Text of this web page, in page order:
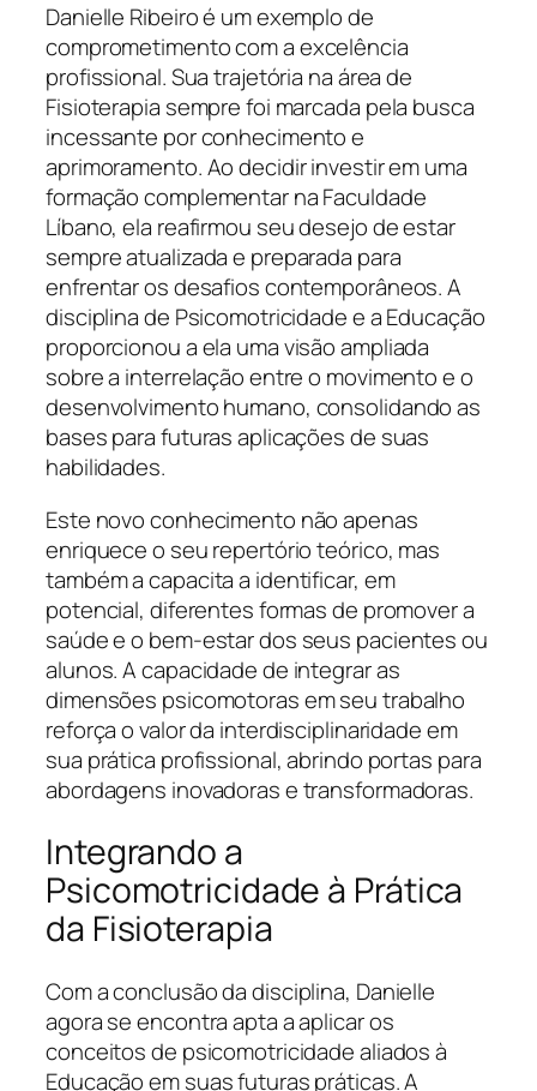
Danielle Ribeiro é um exemplo de
comprometimento com a excelência
profissional. Sua trajetória na área de
Fisioterapia sempre foi marcada pela busca
incessante por conhecimento e
aprimoramento. Ao decidir investir em uma
formação complementar na Faculdade
Líbano, ela reafirmou seu desejo de estar
sempre atualizada e preparada para
enfrentar os desafios contemporâneos. A
disciplina de Psicomotricidade e a Educação
proporcionou a ela uma visão ampliada
sobre a interrelação entre o movimento e o
desenvolvimento humano, consolidando as
bases para futuras aplicações de suas
habilidades.
Este novo conhecimento não apenas
enriquece o seu repertório teórico, mas
também a capacita a identificar, em
potencial, diferentes formas de promover a
saúde e o bem-estar dos seus pacientes ou
alunos. A capacidade de integrar as
dimensões psicomotoras em seu trabalho
reforça o valor da interdisciplinaridade em
sua prática profissional, abrindo portas para
abordagens inovadoras e transformadoras.
Integrando a
Psicomotricidade à Prática
da Fisioterapia
Com a conclusão da disciplina, Danielle
agora se encontra apta a aplicar os
conceitos de psicomotricidade aliados à
Educação em suas futuras práticas. A